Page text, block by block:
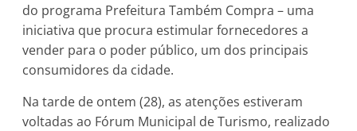
do programa Prefeitura Também Compra – uma
iniciativa que procura estimular fornecedores a
vender para o poder público, um dos principais
consumidores da cidade.
Na tarde de ontem (28), as atenções estiveram
voltadas ao Fórum Municipal de Turismo, realizado